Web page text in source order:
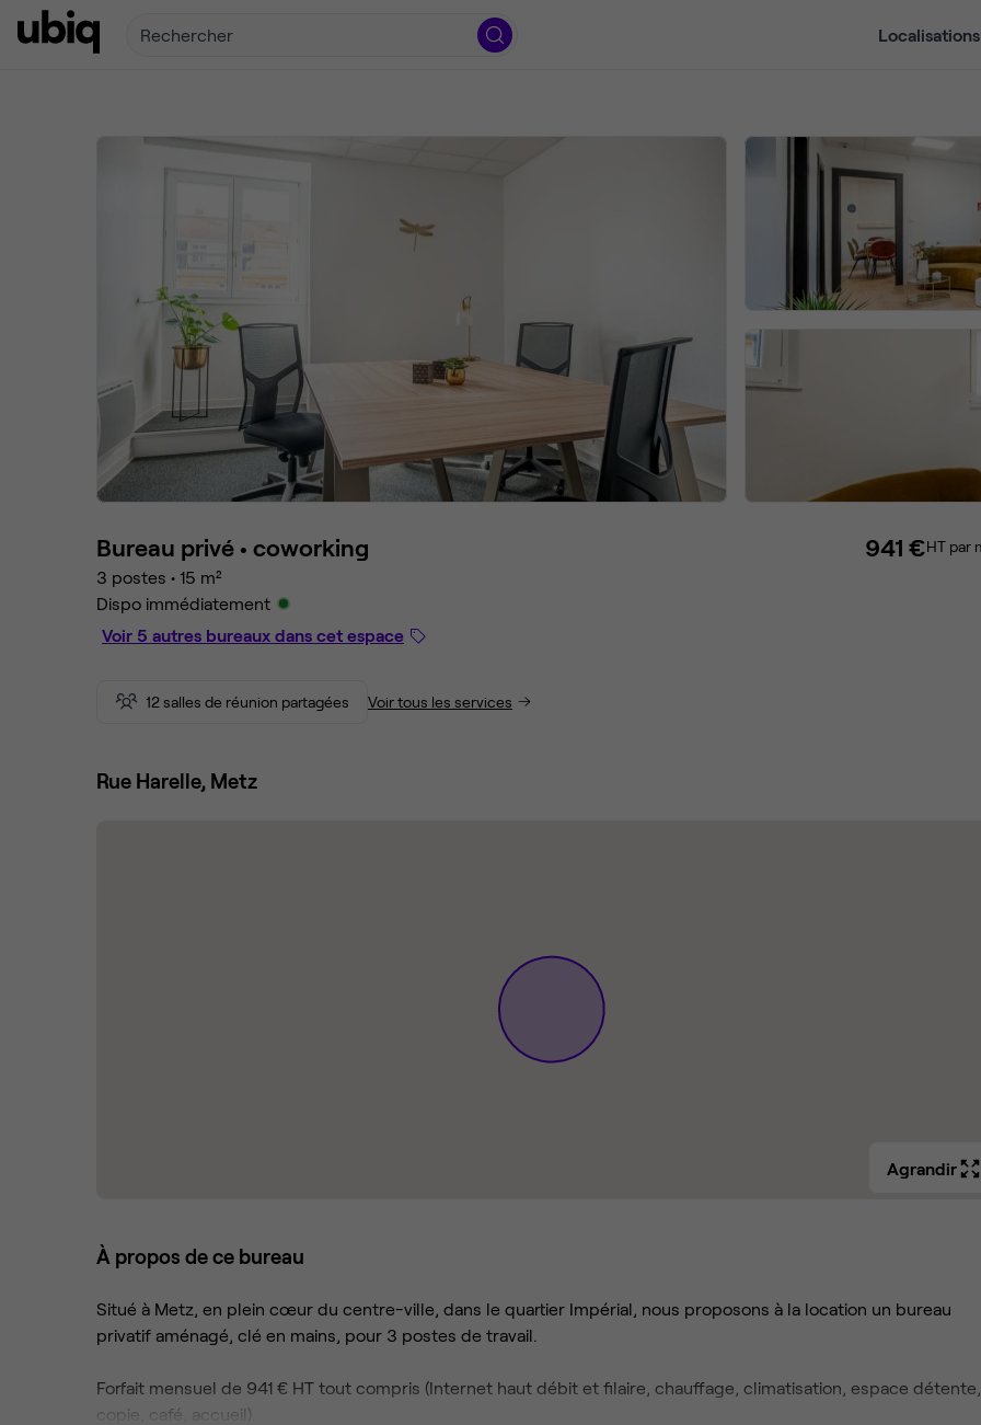
Rechercher Localisations
Bureau privé • coworking
3 postes • 15 m²
Dispo immédiatement
Voir 5 autres bureaux dans cet espace
941 €HT par
12 salles de réunion partagées Voir tous les services
Rue Harelle, Metz
Agrandir
À propos de ce bureau
Situé à Metz, en plein cœur du centre-ville, dans le quartier Impérial, nous proposons à la location un bureau
privatif aménagé, clé en mains, pour 3 postes de travail.
Forfait mensuel de 941 € HT tout compris (Internet haut débit et filaire, chauffage, climatisation, espace détente,
copie, café, accueil).